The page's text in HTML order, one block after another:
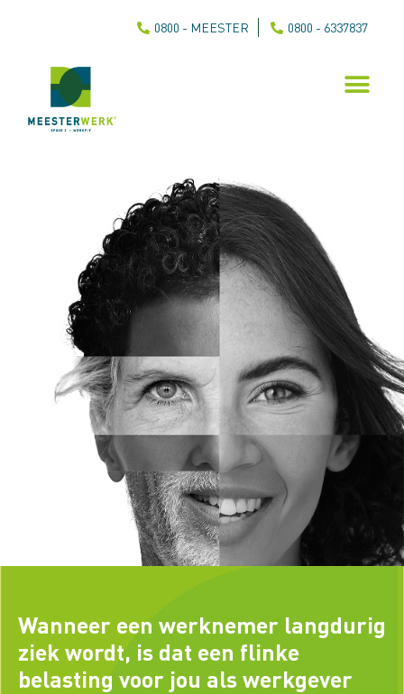
0800 - MEESTER 0800 - 6337837
Wanneer een werknemer langdurig
ziek wordt, is dat een flinke
belasting voor jou als werkgever